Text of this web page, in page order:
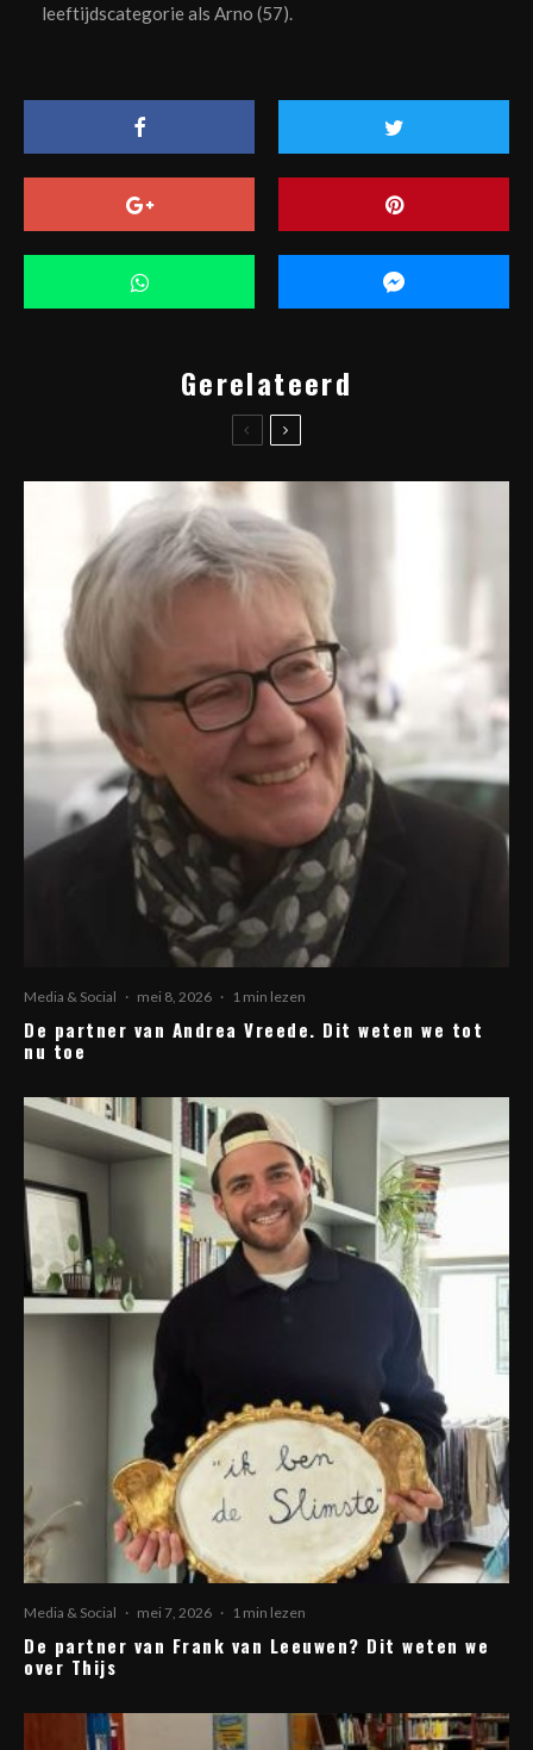
leeftijdscategorie als Arno (57).
Gerelateerd
Media & Social · mei 8, 2026 · 1 min lezen
De partner van Andrea Vreede. Dit weten we tot
nu toe
Media & Social · mei 7, 2026 · 1 min lezen
De partner van Frank van Leeuwen? Dit weten we
over Thijs